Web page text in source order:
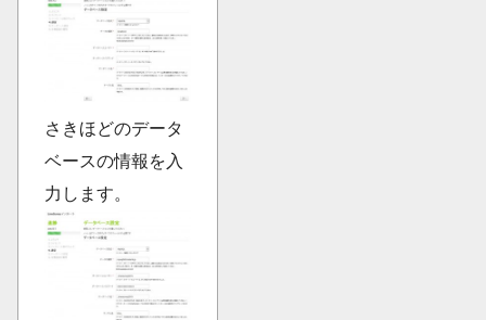
さきほどのデータ
ベースの情報を入
力します。